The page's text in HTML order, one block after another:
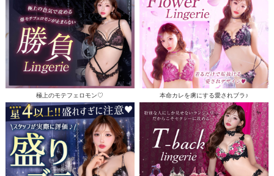
極上のモテフェロモン♡ 本命カレを虜にする愛されブラ♪